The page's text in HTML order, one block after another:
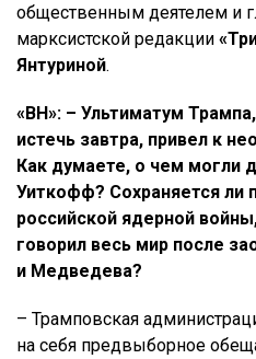
общественным деятелем и
марксистской редакции
Янтуриной.
«ВН»: – Ультиматум
истечь завтра, привел к
Как думаете, о чем могли
Уиткофф? Сохраняется ли
российской ядерной
говорил весь мир после
и Медведева?
– Трамповская
на себя предвыборное